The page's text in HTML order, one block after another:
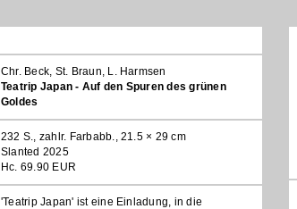
Chr. Beck, St. Braun, L. Harmsen
Teatrip Japan - Auf den Spuren des grünen
Goldes
232 S., zahlr. Farbabb., 21.5 × 29 cm
Slanted 2025
Hc. 69.90 EUR
'Teatrip Japan' ist eine Einladung, in die